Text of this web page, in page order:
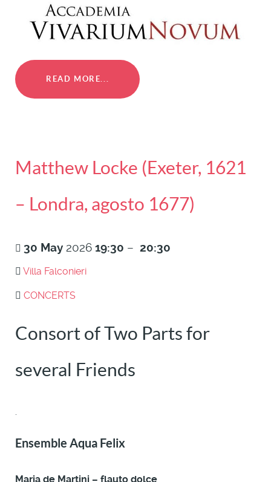
READ MORE...
Matthew Locke (Exeter, 1621
– Londra, agosto 1677)
30 May 2026 19:30 – 20:30
Villa Falconieri
CONCERTS
Consort of Two Parts for
several Friends
.
Ensemble Aqua Felix
Maria de Martini – flauto dolce